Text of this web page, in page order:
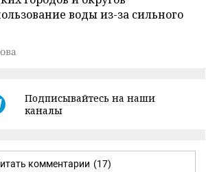
воды из-за сильного
Подписывайтесь на наши
каналы
комментарии (17)